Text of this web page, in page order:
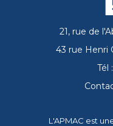
21, rue de
43 rue Henri
Tél
L'APMAC est